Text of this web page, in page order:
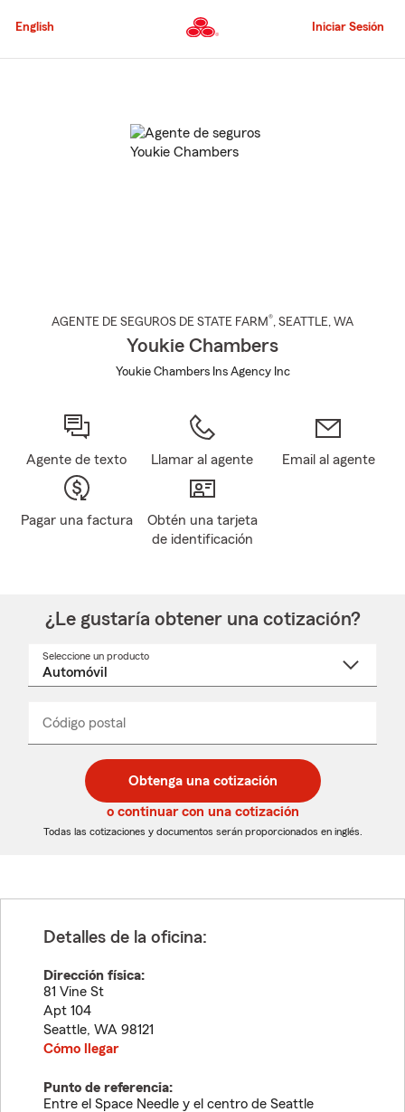
al
principal
English Iniciar Sesión
AGENTE DE SEGUROS DE STATE FARM®, SEATTLE, WA
Youkie Chambers
Youkie Chambers Ins Agency Inc
Agente de texto Llamar al agente Email al agente
Pagar una factura
Obtén una tarjeta
de identificación
¿Le gustaría obtener una cotización?
Seleccione un producto
desplegable
Código postal
de
5
dígitos
de
5
dígitos
_____
Obtenga una cotización
o continuar con una cotización
Todas las cotizaciones y documentos serán proporcionados en inglés.
Detalles de la oficina:
Dirección física:
81 Vine St
Apt 104
Seattle, WA 98121
Cómo llegar
Punto de referencia:
Entre el Space Needle y el centro de Seattle